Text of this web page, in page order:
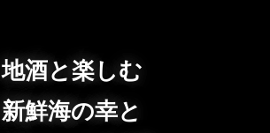
地酒と楽しむ
新鮮海の幸と